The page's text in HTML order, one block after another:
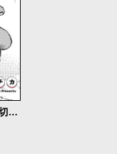
未知との遭遇！？（読み切り版）